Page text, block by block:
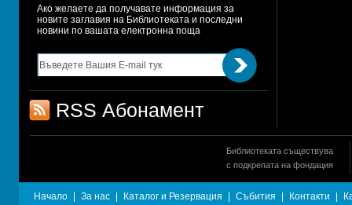
Ако желаете да получавате информация за
новите заглавия на Библиотеката и последни
новини по вашата електронна поща
RSS Абонамент
Библиотеката съществува
с подкрепата на фондация
Начало За нас Каталог и Резервация Събития Контакти